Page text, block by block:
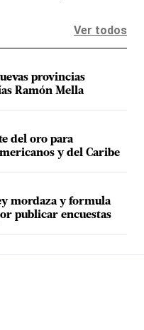
Ver todos
provincias
Ramón Mella
del oro para
y del Caribe
mordaza y formula
publicar encuestas